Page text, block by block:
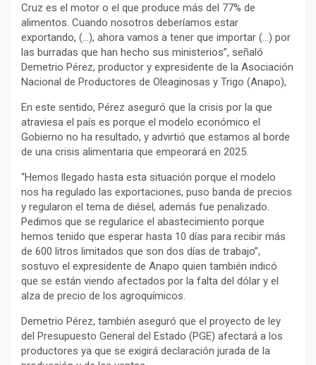
Cruz es el motor o el que produce más del 77% de
alimentos. Cuando nosotros deberíamos estar
exportando, (…), ahora vamos a tener que importar (…) por
las burradas que han hecho sus ministerios”, señaló
Demetrio Pérez, productor y expresidente de la Asociación
Nacional de Productores de Oleaginosas y Trigo (Anapo),
En este sentido, Pérez aseguró que la crisis por la que
atraviesa el país es porque el modelo económico el
Gobierno no ha resultado, y advirtió que estamos al borde
de una crisis alimentaria que empeorará en 2025.
“Hemos llegado hasta esta situación porque el modelo
nos ha regulado las exportaciones, puso banda de precios
y regularon el tema de diésel, además fue penalizado.
Pedimos que se regularice el abastecimiento porque
hemos tenido que esperar hasta 10 días para recibir más
de 600 litros limitados que son dos días de trabajo”,
sostuvo el expresidente de Anapo quien también indicó
que se están viendo afectados por la falta del dólar y el
alza de precio de los agroquímicos.
Demetrio Pérez, también aseguró que el proyecto de ley
del Presupuesto General del Estado (PGE) afectará a los
productores ya que se exigirá declaración jurada de la